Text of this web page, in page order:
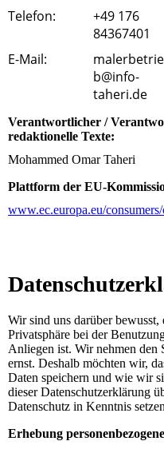
Telefon:
+49 176
84367401
E-Mail:
malerbetrie
b@info-
taheri.de
Verantwortlicher /
redaktionelle Texte:
Mohammed Omar Taheri
Plattform der EU-
www.ec.europa.eu/
Wir sind uns darüber
Privatsphäre bei der
Anliegen ist. Wir nehmen den
ernst. Deshalb möchten wir,
Daten speichern und wie wir
dieser Datenschutzerklärung
Datenschutz in Kenntnis
Erhebung